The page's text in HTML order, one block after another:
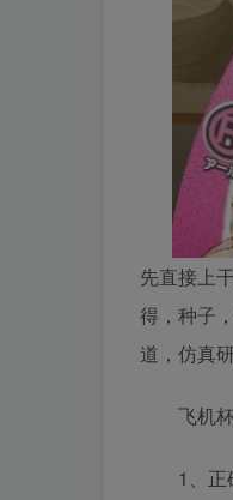
先直接上
得，种子
道，仿真
飞机杯
1、正确